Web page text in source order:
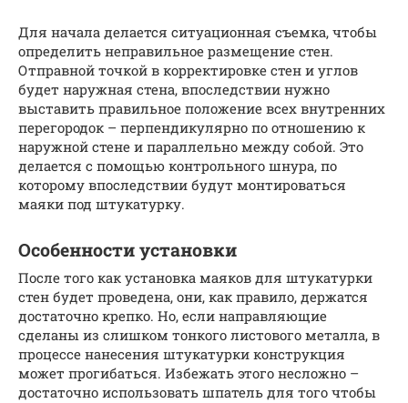
Для начала делается ситуационная съемка, чтобы
определить неправильное размещение стен.
Отправной точкой в корректировке стен и углов
будет наружная стена, впоследствии нужно
выставить правильное положение всех внутренних
перегородок – перпендикулярно по отношению к
наружной стене и параллельно между собой. Это
делается с помощью контрольного шнура, по
которому впоследствии будут монтироваться
маяки под штукатурку.
Особенности установки
После того как установка маяков для штукатурки
стен будет проведена, они, как правило, держатся
достаточно крепко. Но, если направляющие
сделаны из слишком тонкого листового металла, в
процессе нанесения штукатурки конструкция
может прогибаться. Избежать этого несложно –
достаточно использовать шпатель для того чтобы